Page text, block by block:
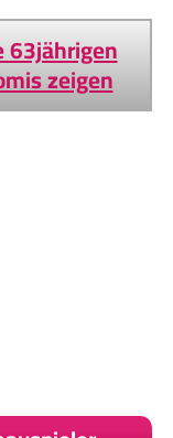
63jährigen
zeigen